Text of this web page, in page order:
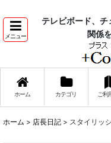
メニュー
テレビボード、チ
関係
ホーム カテゴリ ご利
ホーム > 店長日記 > スタイリッ